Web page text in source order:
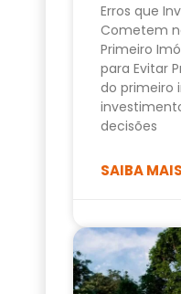
Erros que
Cometem
Primeiro
para Evitar
do primeiro
decisões
SAIBA MAIS